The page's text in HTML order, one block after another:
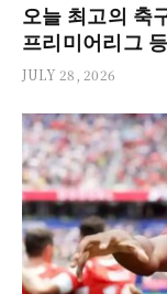
오늘 최고의 축
프리미어리그
JULY 28, 2026